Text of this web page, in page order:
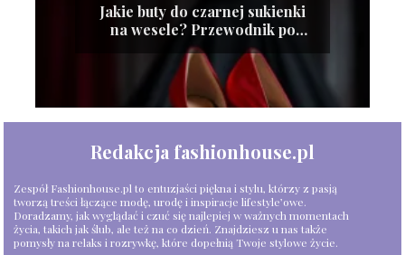
Jakie buty do czarnej sukienki
na wesele? Przewodnik po
stylach i kolorach
Redakcja fashionhouse.pl
Zespół Fashionhouse.pl to entuzjaści piękna i stylu, którzy z pasją
tworzą treści łączące modę, urodę i inspiracje lifestyle’owe.
Doradzamy, jak wyglądać i czuć się najlepiej w ważnych momentach
życia, takich jak ślub, ale też na co dzień. Znajdziesz u nas także
pomysły na relaks i rozrywkę, które dopełnią Twoje stylowe życie.